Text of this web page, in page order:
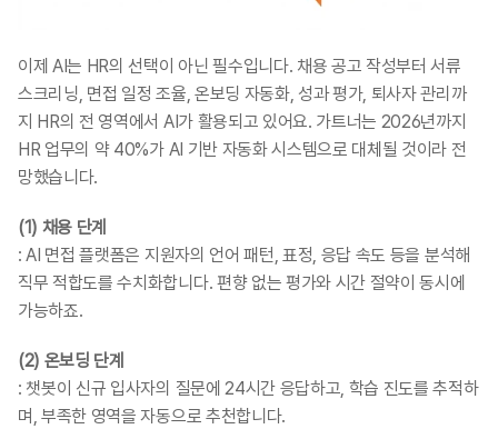
이제 AI는 HR의 선택이 아닌 필수입니다. 채용 공고 작성부터 서류
스크리닝, 면접 일정 조율, 온보딩 자동화, 성과 평가, 퇴사자 관리까
지 HR의 전 영역에서 AI가 활용되고 있어요. 가트너는 2026년까지
HR 업무의 약 40%가 AI 기반 자동화 시스템으로 대체될 것이라 전
망했습니다.
(1) 채용 단계
: AI 면접 플랫폼은 지원자의 언어 패턴, 표정, 응답 속도 등을 분석해
직무 적합도를 수치화합니다. 편향 없는 평가와 시간 절약이 동시에
가능하죠.
(2) 온보딩 단계
: 챗봇이 신규 입사자의 질문에 24시간 응답하고, 학습 진도를 추적하
며, 부족한 영역을 자동으로 추천합니다.